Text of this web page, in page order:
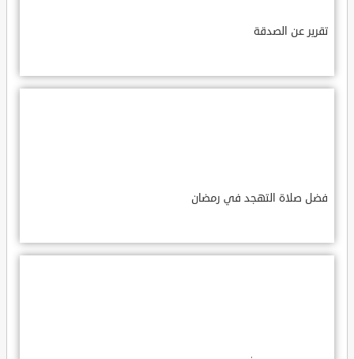
تقرير عن الصدقة
فضل صلاة التهجد في رمضان